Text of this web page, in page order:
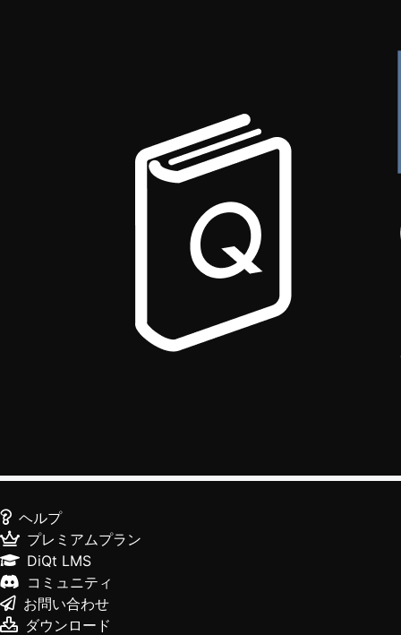
ヘルプ
プレミアムプラン
DiQt LMS
コミュニティ
お問い合わせ
ダウンロード